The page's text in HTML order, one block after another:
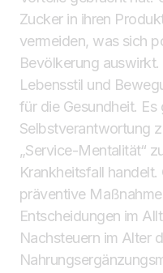
Zucker in ihren
vermeiden, was sich
Bevölkerung auswirkt.
Lebensstil und
für die Gesundheit. Es
Selbstverantwortung
„Service-Mentalität“
Krankheitsfall
präventive
Entscheidungen im
Nachsteuern im Alter